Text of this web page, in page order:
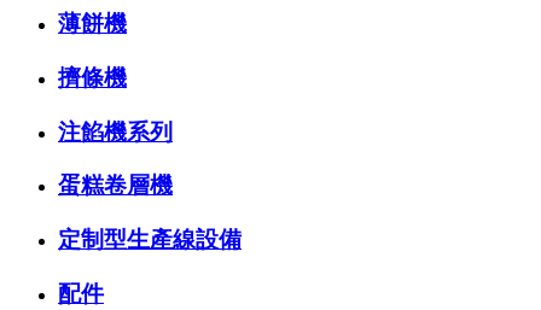
薄餅機
擠條機
注餡機系列
蛋糕卷層機
定制型生產線設備
配件